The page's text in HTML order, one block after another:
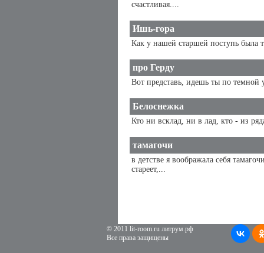
счастливая....
Ишь-гора
Как у нашей старшей поступь была
про Герду
Вот представь, идешь ты по темной
Белоснежка
Кто ни всклад, ни в лад, кто - из
тамагочи
в детстве я воображала себя
стареет,...
© 2011 lit-room.ru литрум.рф
Все права защищены